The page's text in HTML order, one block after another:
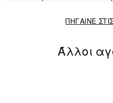
ΠΗΓΑΙΝΕ
Άλλοι